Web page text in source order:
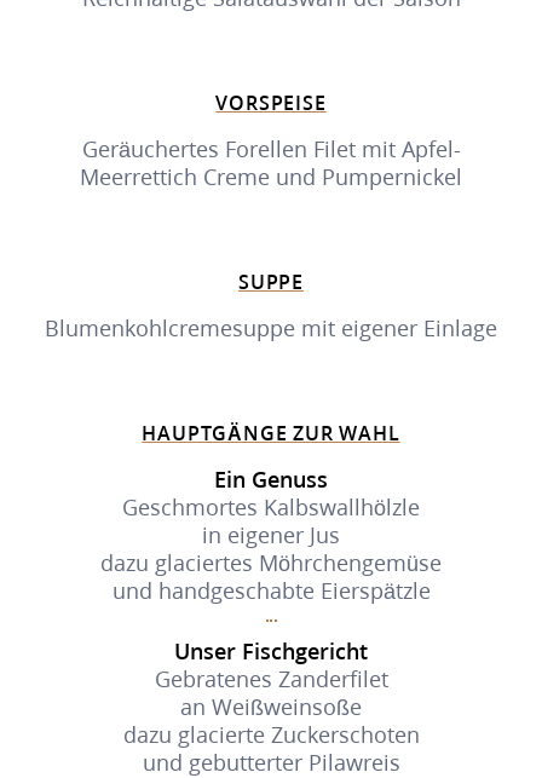
VORSPEISE
Geräuchertes Forellen Filet mit Apfel-
Meerrettich Creme und Pumpernickel
SUPPE
Blumenkohlcremesuppe mit eigener Einlage
HAUPTGÄNGE ZUR WAHL
Ein Genuss
Geschmortes Kalbswallhölzle
in eigener Jus
dazu glaciertes Möhrchengemüse
und handgeschabte Eierspätzle
Unser Fischgericht
Gebratenes Zanderfilet
an Weißweinsoße
dazu glacierte Zuckerschoten
und gebutterter Pilawreis